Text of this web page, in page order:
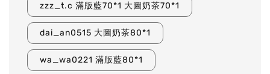
zzz_t.c 滿版藍70*1 大圖奶茶70*1
dai_an0515 大圖奶茶80*1
wa_wa0221 滿版藍80*1